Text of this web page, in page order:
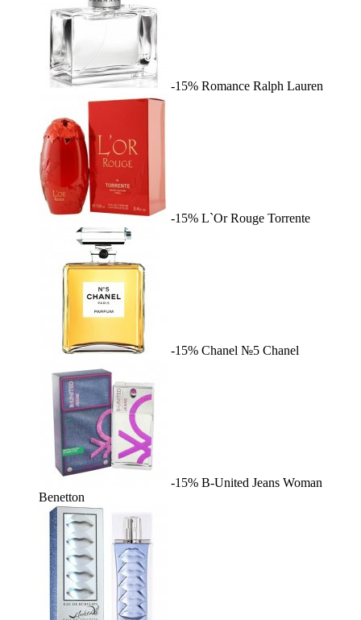
-15% Romance Ralph Lauren
-15% L`Or Rouge Torrente
-15% Chanel №5 Chanel
-15% B-United Jeans Woman
Benetton